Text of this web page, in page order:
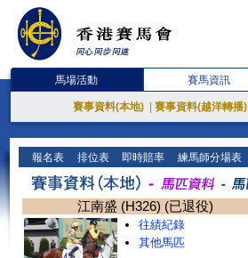
馬場活動 賽馬資訊
賽事資料(本地) 賽事資料(越洋轉播)
報名表 排位表 即時賠率 練馬師分場表
江南盛 (H326) (已退役)
往績紀錄
其他馬匹